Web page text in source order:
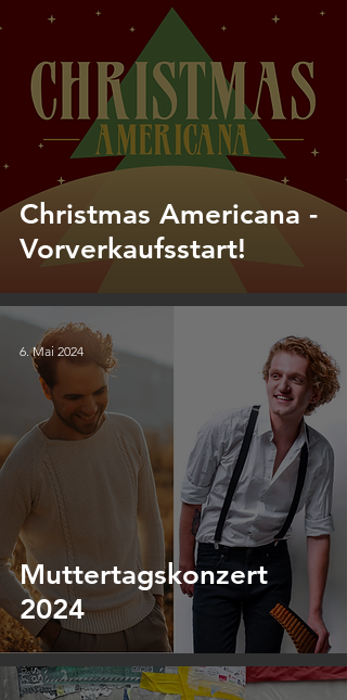
Christmas Americana -
Vorverkaufsstart!
Muttertagskonzert
2024
6. Mai 2024